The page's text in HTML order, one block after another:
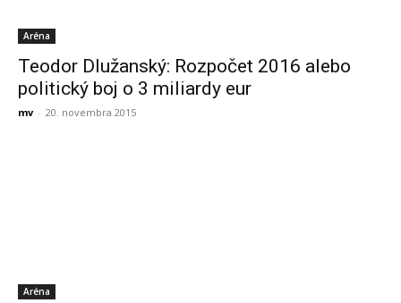
Aréna
Teodor Dlužanský: Rozpočet 2016 alebo
politický boj o 3 miliardy eur
mv - 20. novembra 2015
Aréna